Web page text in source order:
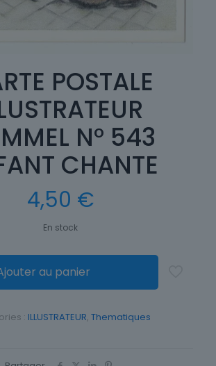
POSTALE
N° 543
CHANTE
4,50 €
En stock
au panier
: ILLUSTRATEUR, Thematiques